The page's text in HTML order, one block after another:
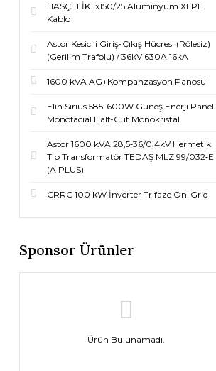
HASÇELİK 1x150/25 Alüminyum XLPE
Kablo
Astor Kesicili Giriş-Çıkış Hücresi (Rölesiz)
(Gerilim Trafolu) / 36kV 630A 16kA
1600 kVA AG+Kompanzasyon Panosu
Elin Sirius 585-600W Güneş Enerji Paneli
Monofacial Half-Cut Monokristal
Astor 1600 kVA 28,5‐36/0,4kV Hermetik
Tip Transformatör TEDAŞ MLZ 99/032‐E
(A PLUS)
CRRC 100 kW İnverter Trifaze On-Grid
Sponsor Ürünler
Ürün Bulunamadı.